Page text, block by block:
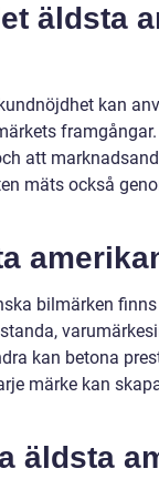
äldsta
kan
att
mäts också
bilmärken
kan betona
märke kan
äldsta